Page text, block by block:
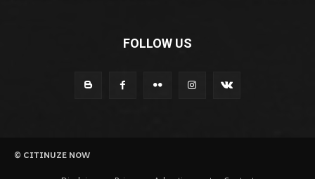
FOLLOW US
© CITINUZE NOW